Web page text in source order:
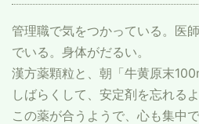
管理職で気をつかっている。医
でいる。身体がだるい。
漢方薬顆粒と、朝「牛黄原末
しばらくして、安定剤を忘れる
この薬が合うようで、心も集中